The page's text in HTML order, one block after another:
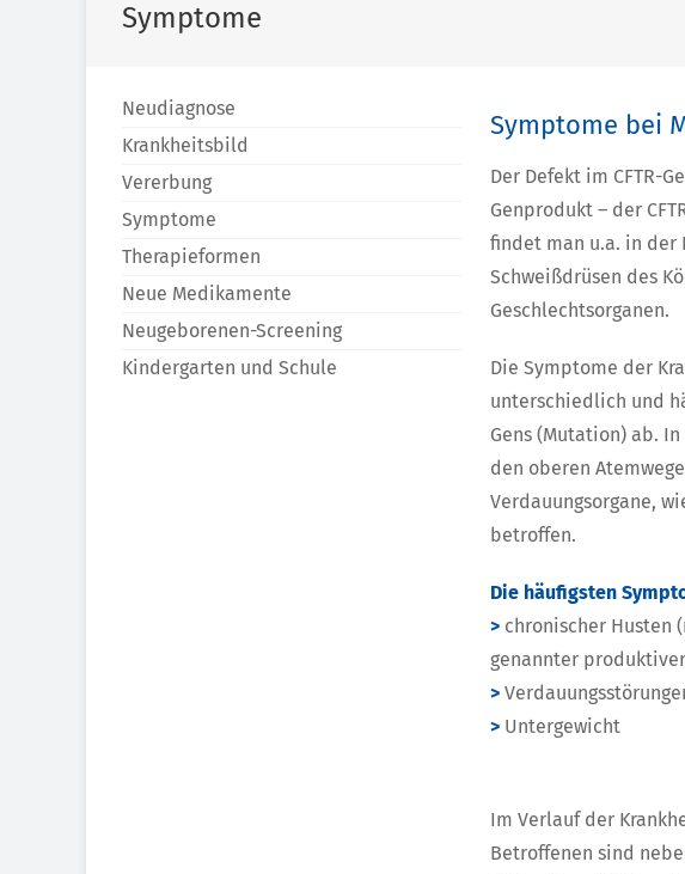
Symptome
Symptome bei
Der Defekt im CFTR-
Genprodukt – der
findet man u.a. in der
Schweißdrüsen des
Geschlechtsorganen.
Die Symptome der
unterschiedlich und
Gens (Mutation) ab.
den oberen
Verdauungsorgane,
betroffen.
Die häufigsten
>chronischer Husten
genannter
>
>Untergewicht
Im Verlauf der
Betroffenen sind
Neudiagnose
Krankheitsbild
Vererbung
Symptome
Therapieformen
Neue Medikamente
Neugeborenen-Screening
Kindergarten und Schule